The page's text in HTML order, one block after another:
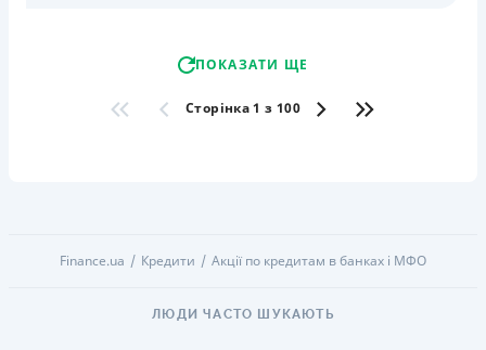
ПОКАЗАТИ ЩЕ
Сторінка 1 з 100
Finance.ua Кредити Акції по кредитам в банках і МФО
ЛЮДИ ЧАСТО ШУКАЮТЬ